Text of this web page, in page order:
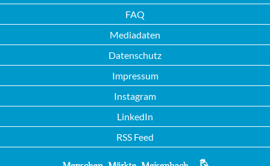
FAQ
Mediadaten
Datenschutz
Impressum
Instagram
LinkedIn
RSS Feed